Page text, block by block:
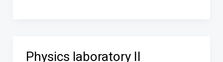
Physics laboratory II
Physics